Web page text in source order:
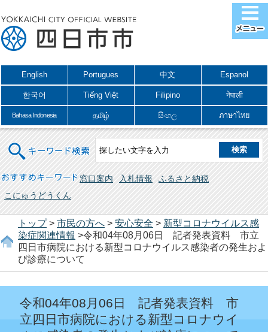
English Portugues 中文 Espanol
한국어 Tiếng Việt Filipino नेपाली
Bahasa Indonesia தமிழ் සිංහල ภาษาไทย
キーワード検索
おすすめキーワード 窓口案内 入札情報
ふるさと納税
こにゅうどうくん
トップ> 市民の方へ > 安心安全 > 新型コロナウイルス感
染症関連情報 >令和04年08月06日 記者発表資料 市立
四日市病院における新型コロナウイルス感染者の発生およ
び診療について
令和04年08月06日 記者発表資料 市
立四日市病院における新型コロナウイ